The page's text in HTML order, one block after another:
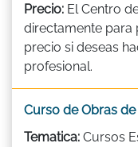
Precio: El Centro
directamente para
precio si deseas
profesional.
Curso de Obras
Tematica: Cursos